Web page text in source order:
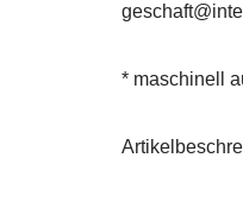
* maschinell